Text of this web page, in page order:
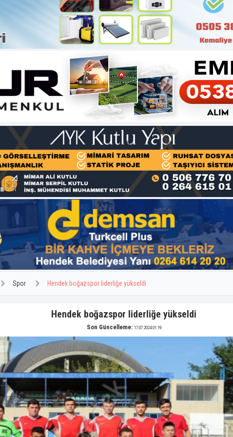
Spor Hendek boğazspor liderliğe yükseldi
Hendek boğazspor liderliğe yükseldi
Son Güncelleme: 17.07.2024 01:19